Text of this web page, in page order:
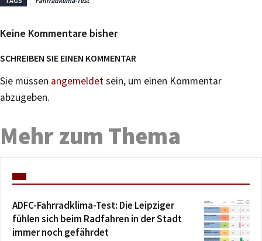
Keine Kommentare bisher
SCHREIBEN SIE EINEN KOMMENTAR
Sie müssen angemeldetsein, um einen Kommentar
abzugeben.
Mehr zum Thema
ADFC-Fahrradklima-Test: Die Leipziger
fühlen sich beim Radfahren in der Stadt
immer noch gefährdet